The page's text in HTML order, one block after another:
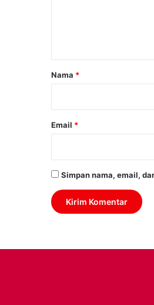
r
Nama *
Email *
Simpan nama, email,